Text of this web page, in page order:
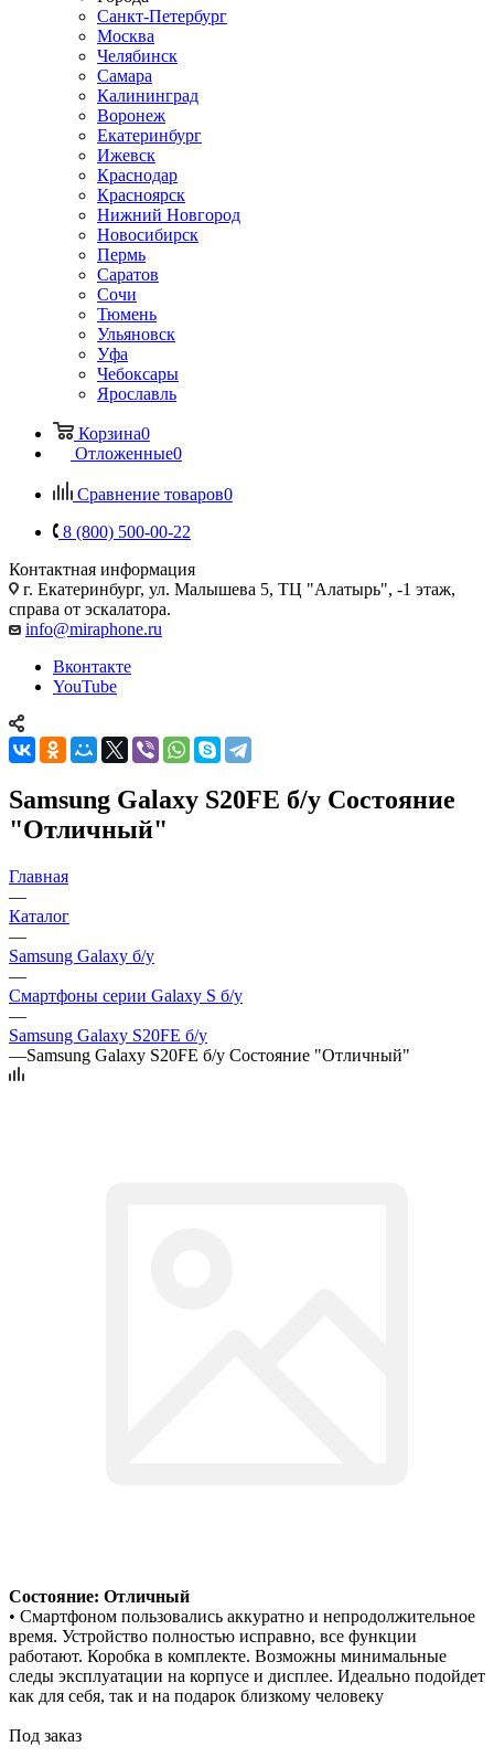
Санкт-Петербург
Москва
Челябинск
Самара
Калининград
Воронеж
Екатеринбург
Ижевск
Краснодар
Красноярск
Нижний Новгород
Новосибирск
Пермь
Саратов
Сочи
Тюмень
Ульяновск
Уфа
Чебоксары
Ярославль
Корзина0
Отложенные0
Сравнение товаров0
8 (800) 500-00-22
Контактная информация
г. Екатеринбург, ул. Малышева 5, ТЦ "Алатырь", -1 этаж,
справа от эскалатора.
info@miraphone.ru
Вконтакте
YouTube
Samsung Galaxy S20FE б/у Состояние
"Отличный"
Главная
—
Каталог
—
Samsung Galaxy б/у
—
Смартфоны серии Galaxy S б/у
—
Samsung Galaxy S20FE б/у
—Samsung Galaxy S20FE б/у Состояние "Отличный"
Состояние: Отличный
• Смартфоном пользовались аккуратно и непродолжительное
время. Устройство полностью исправно, все функции
работают. Коробка в комплекте. Возможны минимальные
следы эксплуатации на корпусе и дисплее. Идеально подойдет
как для себя, так и на подарок близкому человеку
Под заказ